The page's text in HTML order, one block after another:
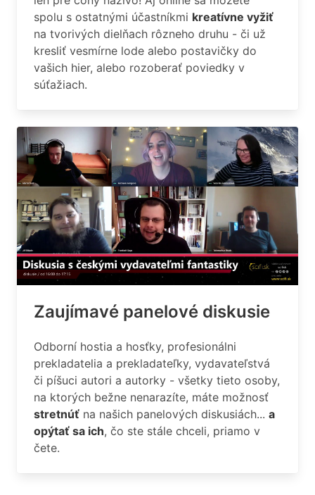
spolu s ostatnými účastníkmi kreatívne vyžiť
na tvorivých dielňach rôzneho druhu - či už
kresliť vesmírne lode alebo postavičky do
vašich hier, alebo rozoberať poviedky v
súťažiach.
Zaujímavé panelové diskusie
Odborní hostia a hosťky, profesionálni
prekladatelia a prekladateľky, vydavateľstvá
či píšuci autori a autorky - všetky tieto osoby,
na ktorých bežne nenarazíte, máte možnosť
stretnúť na našich panelových diskusiách... a
opýtať sa ich, čo ste stále chceli, priamo v
čete.